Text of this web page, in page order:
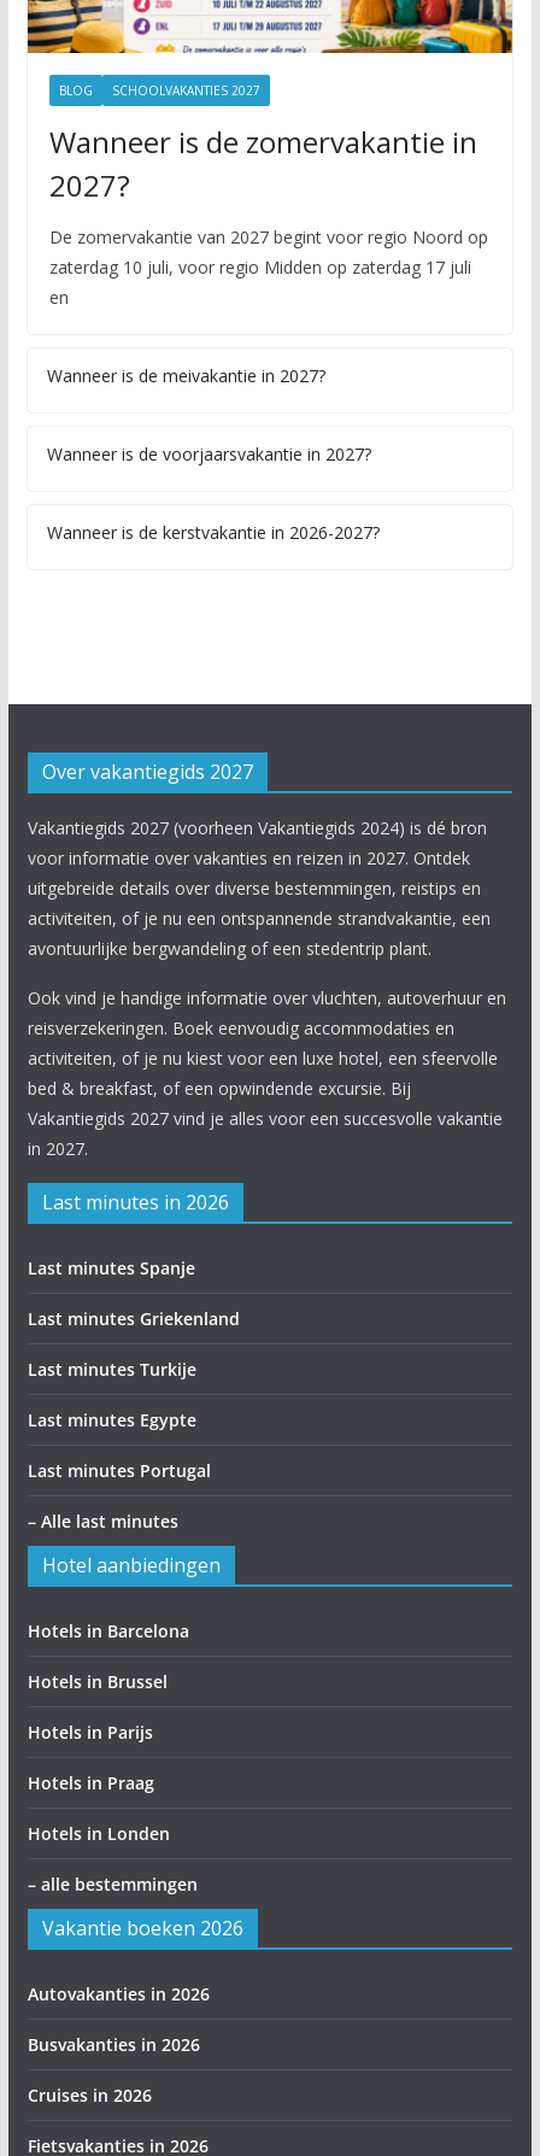
BLOG SCHOOLVAKANTIES 2027
Wanneer is de zomervakantie in
2027?
De zomervakantie van 2027 begint voor regio Noord op
zaterdag 10 juli, voor regio Midden op zaterdag 17 juli
en
Wanneer is de meivakantie in 2027?
Wanneer is de voorjaarsvakantie in 2027?
Wanneer is de kerstvakantie in 2026-2027?
Over vakantiegids 2027
Vakantiegids 2027 (voorheen Vakantiegids 2024) is dé bron
voor informatie over vakanties en reizen in 2027. Ontdek
uitgebreide details over diverse bestemmingen, reistips en
activiteiten, of je nu een ontspannende strandvakantie, een
avontuurlijke bergwandeling of een stedentrip plant.
Ook vind je handige informatie over vluchten, autoverhuur en
reisverzekeringen. Boek eenvoudig accommodaties en
activiteiten, of je nu kiest voor een luxe hotel, een sfeervolle
bed & breakfast, of een opwindende excursie. Bij
Vakantiegids 2027 vind je alles voor een succesvolle vakantie
in 2027.
Last minutes in 2026
Last minutes Spanje
Last minutes Griekenland
Last minutes Turkije
Last minutes Egypte
Last minutes Portugal
– Alle last minutes
Hotel aanbiedingen
Hotels in Barcelona
Hotels in Brussel
Hotels in Parijs
Hotels in Praag
Hotels in Londen
– alle bestemmingen
Vakantie boeken 2026
Autovakanties in 2026
Busvakanties in 2026
Cruises in 2026
Fietsvakanties in 2026